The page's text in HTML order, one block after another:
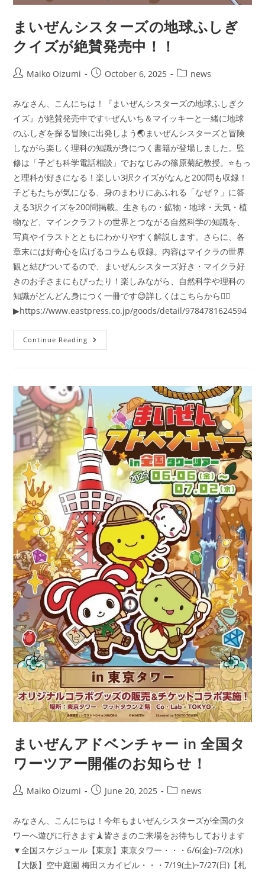
まいぜんシスターズの地球ふしぎ
クイズが絶賛発売中！！
PostMaiko Oizumi
PostOctober 6, 2025
Postnews
みなさん、こんにちは！『まいぜんシスターズの地球ふしぎク
イズ』が絶賛発売中です✨ぜんいち＆マイッキーと一緒に地球
のふしぎを探る冒険に出発しよう🌏まいぜんシスターズと冒険
しながら楽しく理科の知識が身につく書籍が登場しました。監
修は「子ども科学電話相談」でおなじみの篠原菊紀教授。⭐もっ
と理科が好きになる！楽しい3択クイズがなんと200問も収録！
子どもたちが気になる、身のまわりにあふれる「なぜ？」に答
える3択クイズを200問掲載。生きもの・鉱物・地球・天気・植
物など、マインクラフトの世界とつながる自然科学の知識を、
写真やイラストとともにわかりやすく解説します。さらに、各
章末には好奇心を広げるコラムも収録。内容はマイクラの世界
観と結びついてるので、まいぜんシスターズ好き・マイクラ好
きのお子さまにもぴったり！楽しみながら、自然科学や理科の
知識がどんどん身につく一冊です😊詳しくはこちらから👇🏻
▶https://www.eastpress.co.jp/goods/detail/9784781624594
Continue Reading ま
い
タ
ー
ズ
の
地
球
ふ
し
ぎ
ク
イ
ズ
が
絶
賛
発
売
中！！
まいぜんアドベンチャー in 全国タ
ワーツアー開催のお知らせ！
PostMaiko Oizumi
PostJune 20, 2025
Postnews
みなさん、こんにちは！今年もまいぜんシスターズが全国のタ
ワーへ遊びに行きます🗼皆さまのご来場をお待ちしております
▼全国スケジュール【東京】東京タワー・・・6/6(金)~7/2(水)
【大阪】空中庭園 梅田スカイビル・・・7/19(土)~7/27(日)【札